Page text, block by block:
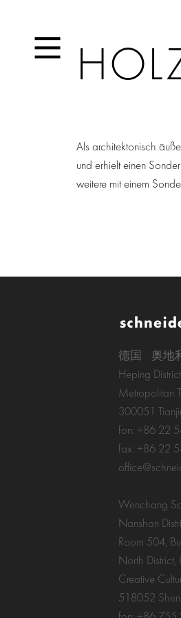
Als architektonisch
und erhielt einen
weitere mit einem
德国 奥地
Heping
Metropolitan
300051
fon: +86 22
fax: +86 22
Wenchang
Nanshan
Room 504,
North District,
Creative
518052